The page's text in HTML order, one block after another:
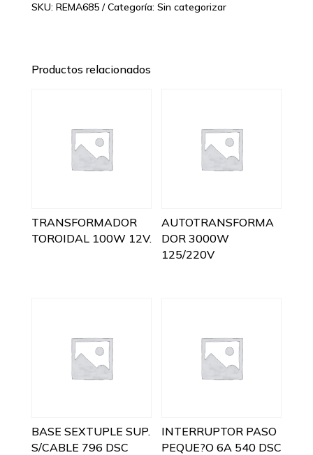
SKU: REMA685 Categoría: Sin categorizar
Productos relacionados
TRANSFORMADOR
TOROIDAL 100W 12V.
AUTOTRANSFORMA
DOR 3000W
125/220V
BASE SEXTUPLE SUP.
S/CABLE 796 DSC
INTERRUPTOR PASO
PEQUE?O 6A 540 DSC